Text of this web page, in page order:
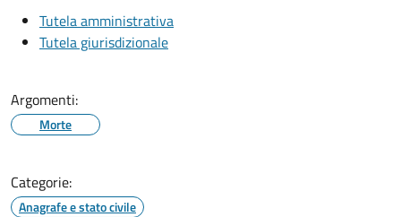
Tutela amministrativa
Tutela giurisdizionale
Argomenti:
Morte
Categorie:
Anagrafe e stato civile